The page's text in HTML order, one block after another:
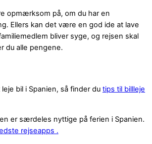
opmærksom på, om du har en
Ellers kan det være en god ide at lave
bliver syge, og rejsen skal
du alle pengene.
bil i Spanien, så finder du tips til billleje
er særdeles nyttige på ferien i Spanien.
rejseapps .